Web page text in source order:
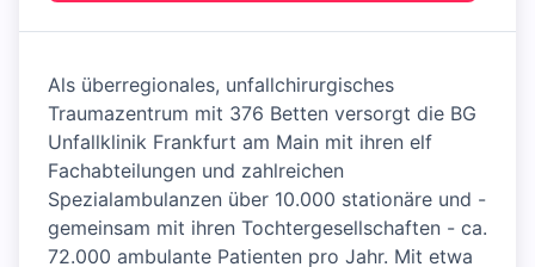
Als überregionales, unfallchirurgisches
Traumazentrum mit 376 Betten versorgt die BG
Unfallklinik Frankfurt am Main mit ihren elf
Fachabteilungen und zahlreichen
Spezialambulanzen über 10.000 stationäre und -
gemeinsam mit ihren Tochtergesellschaften - ca.
72.000 ambulante Patienten pro Jahr. Mit etwa